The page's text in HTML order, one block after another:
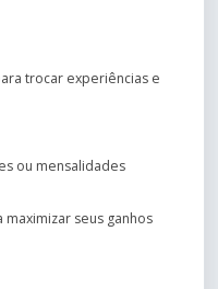
trocar experiências e
ou mensalidades
maximizar seus ganhos